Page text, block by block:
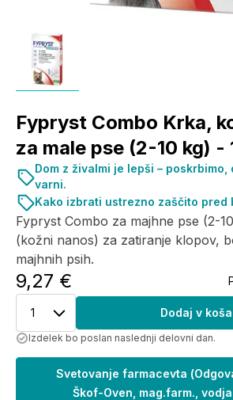
Fypryst Combo Krka,
za male pse (2-10 kg) -
Fypryst Combo za majhne pse (2-
(kožni nanos) za zatiranje klopov,
majhnih psih.
9,27 €
Dom z živalmi je lepši –
varni.
Kako izbrati ustrezno zaščito pred
1 Dodaj v
Izdelek bo poslan naslednji delovni dan.
Svetovanje farmacevta (
Škof-Oven, mag.farm.,